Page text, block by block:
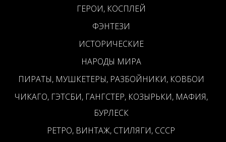
ГЕРОИ, КОСПЛЕЙ
ФЭНТЕЗИ
ИСТОРИЧЕСКИЕ
НАРОДЫ МИРА
ПИРАТЫ, МУШКЕТЕРЫ, РАЗБОЙНИКИ, КОВБОИ
ЧИКАГО, ГЭТСБИ, ГАНГСТЕР, КОЗЫРЬКИ, МАФИЯ,
БУРЛЕСК
РЕТРО, ВИНТАЖ, СТИЛЯГИ, СССР